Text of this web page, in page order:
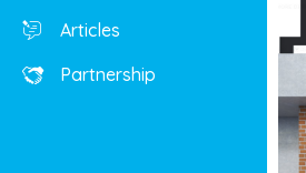
Articles
Partnership